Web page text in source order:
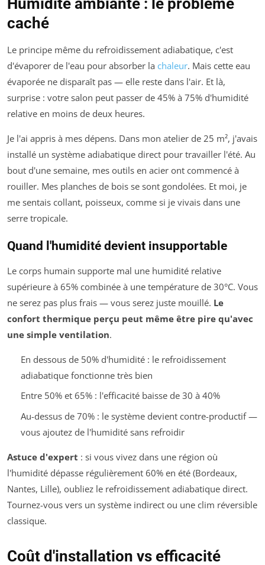
caché
Le principe même du refroidissement adiabatique, c'est
d'évaporer de l'eau pour absorber la chaleur. Mais cette eau
évaporée ne disparaît pas — elle reste dans l'air. Et là,
surprise : votre salon peut passer de 45% à 75% d'humidité
relative en moins de deux heures.
Je l'ai appris à mes dépens. Dans mon atelier de 25 m², j'avais
installé un système adiabatique direct pour travailler l'été. Au
bout d'une semaine, mes outils en acier ont commencé à
rouiller. Mes planches de bois se sont gondolées. Et moi, je
me sentais collant, poisseux, comme si je vivais dans une
serre tropicale.
Quand l'humidité devient insupportable
Le corps humain supporte mal une humidité relative
supérieure à 65% combinée à une température de 30°C. Vous
ne serez pas plus frais — vous serez juste mouillé. Le
confort thermique perçu peut même être pire qu'avec
une simple ventilation.
En dessous de 50% d'humidité : le refroidissement
adiabatique fonctionne très bien
Entre 50% et 65% : l'efficacité baisse de 30 à 40%
Au-dessus de 70% : le système devient contre-productif —
vous ajoutez de l'humidité sans refroidir
Astuce d'expert : si vous vivez dans une région où
l'humidité dépasse régulièrement 60% en été (Bordeaux,
Nantes, Lille), oubliez le refroidissement adiabatique direct.
Tournez-vous vers un système indirect ou une clim réversible
classique.
Coût d'installation vs efficacité